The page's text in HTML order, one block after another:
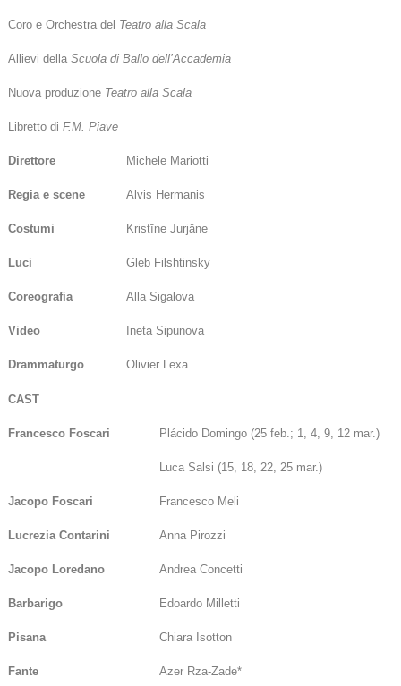
Coro e Orchestra del Teatro alla Scala
Allievi dellaScuola di Ballo dell’Accademia
Nuova produzione Teatro alla Scala
Libretto diF.M. Piave
Direttore Michele Mariotti
Regia e scene Alvis Hermanis
Costumi Kristīne Jurjāne
Luci Gleb Filshtinsky
Coreografia Alla Sigalova
Video Ineta Sipunova
Drammaturgo Olivier Lexa
CAST
Francesco Foscari Plácido Domingo (25 feb.; 1, 4, 9, 12 mar.)
Luca Salsi (15, 18, 22, 25 mar.)
Jacopo Foscari Francesco Meli
Lucrezia Contarini Anna Pirozzi
Jacopo Loredano Andrea Concetti
Barbarigo Edoardo Milletti
Pisana Chiara Isotton
Fante Azer Rza-Zade*